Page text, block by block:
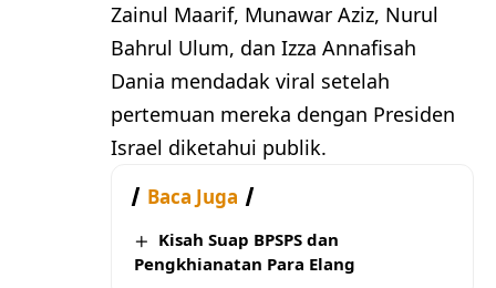
Zainul Maarif, Munawar Aziz, Nurul
Bahrul Ulum, dan Izza Annafisah
Dania mendadak viral setelah
pertemuan mereka dengan Presiden
Israel diketahui publik.
Baca Juga
Kisah Suap BPSPS dan
Pengkhianatan Para Elang